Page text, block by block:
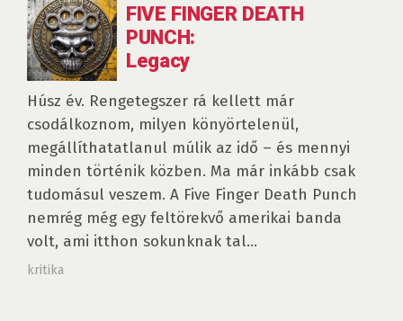
FIVE FINGER DEATH
PUNCH:
Legacy
Húsz év. Rengetegszer rá kellett már
csodálkoznom, milyen könyörtelenül,
megállíthatatlanul múlik az idő – és mennyi
minden történik közben. Ma már inkább csak
tudomásul veszem. A Five Finger Death Punch
nemrég még egy feltörekvő amerikai banda
volt, ami itthon sokunknak tal...
kritika